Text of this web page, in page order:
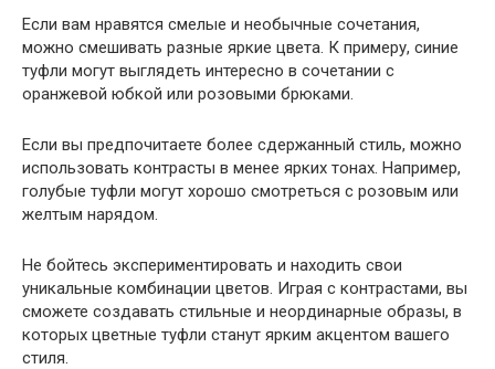
Если вам нравятся смелые и необычные сочетания,
можно смешивать разные яркие цвета. К примеру, синие
туфли могут выглядеть интересно в сочетании с
оранжевой юбкой или розовыми брюками.
Если вы предпочитаете более сдержанный стиль, можно
использовать контрасты в менее ярких тонах. Например,
голубые туфли могут хорошо смотреться с розовым или
желтым нарядом.
Не бойтесь экспериментировать и находить свои
уникальные комбинации цветов. Играя с контрастами, вы
сможете создавать стильные и неординарные образы, в
которых цветные туфли станут ярким акцентом вашего
стиля.